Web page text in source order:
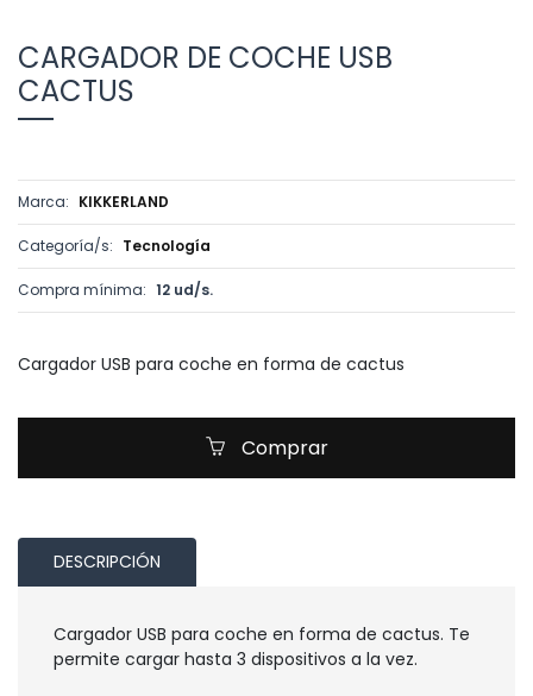
CARGADOR DE COCHE USB
CACTUS
Marca: KIKKERLAND
Categoría/s: Tecnología
Compra mínima: 12 ud/s.
Cargador USB para coche en forma de cactus
Comprar
DESCRIPCIÓN
Cargador USB para coche en forma de cactus. Te
permite cargar hasta 3 dispositivos a la vez.